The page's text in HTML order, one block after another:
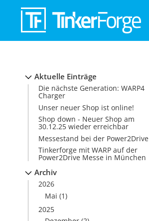
Aktuelle Einträge
Die nächste Generation: WARP4
Charger
Unser neuer Shop ist online!
Shop down - Neuer Shop am
30.12.25 wieder erreichbar
Messestand bei der Power2Drive
Tinkerforge mit WARP auf der
Power2Drive Messe in München
Archiv
2026
Mai (1)
2025